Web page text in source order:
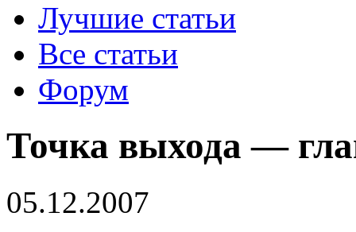
Лучшие статьи
Все статьи
Форум
Точка выхода —
05.12.2007